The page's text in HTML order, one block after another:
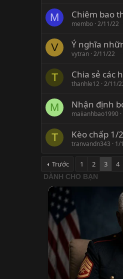
M Chiêm bao
membo 2/11/22
V Ý nghĩa
vytran 2/11/22
T Chia sẻ các
thanhle12 2/11/
M Nhận định
maiianhbao1990
T Kèo chấp 1/
tranvandn343 1/
Trước 1 2 3 4